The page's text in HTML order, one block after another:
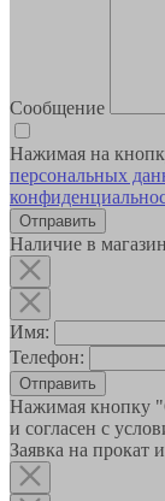
Сообщение
Нажимая на
персональных
Наличие в
Имя:
Телефон:
Отправить
Нажимая кнопку
и согласен с
Заявка на прокат